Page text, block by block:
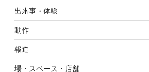
出来事・体験
動作
報道
場・スペース・店舗